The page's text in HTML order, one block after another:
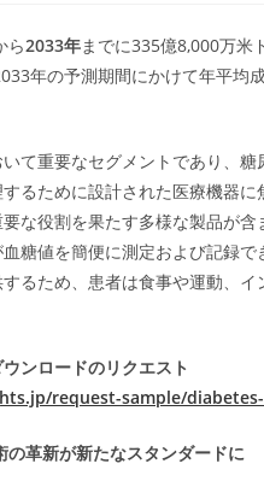
ら2033年までに335億8,000万米
年の予測期間にかけて年平均
て重要なセグメントであり、
るために設計された医療機器
な役割を果たす多様な製品が
糖値を簡便に測定および記録
るため、患者は食事や運動、
ンロードのリクエスト
request-sample/
の革新が新たなスタンダードに